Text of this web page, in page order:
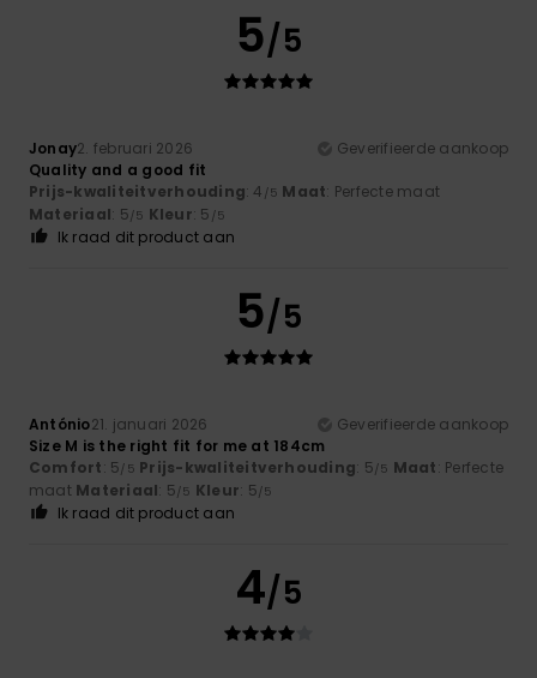
5/5
Jonay2. februari 2026
Geverifieerde aankoop
Quality and a good fit
Prijs-kwaliteitverhouding: 4 /5 Maat: Perfecte maat
Materiaal: 5/5 Kleur: 5 /5
Ik raad dit product aan
5/5
António21. januari 2026
Geverifieerde aankoop
Size M is the right fit for me at 184cm
Comfort: 5/5 Prijs-kwaliteitverhouding: 5/5 Maat: Perfecte
maat Materiaal: 5/5 Kleur: 5/5
Ik raad dit product aan
4/5